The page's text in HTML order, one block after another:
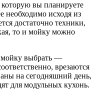
вы планируете
необходимо исходя из
достаточно техники,
то и мойку можно
мойку выбрать —
врезаются
на сегодняшний день,
для модульных кухонь.